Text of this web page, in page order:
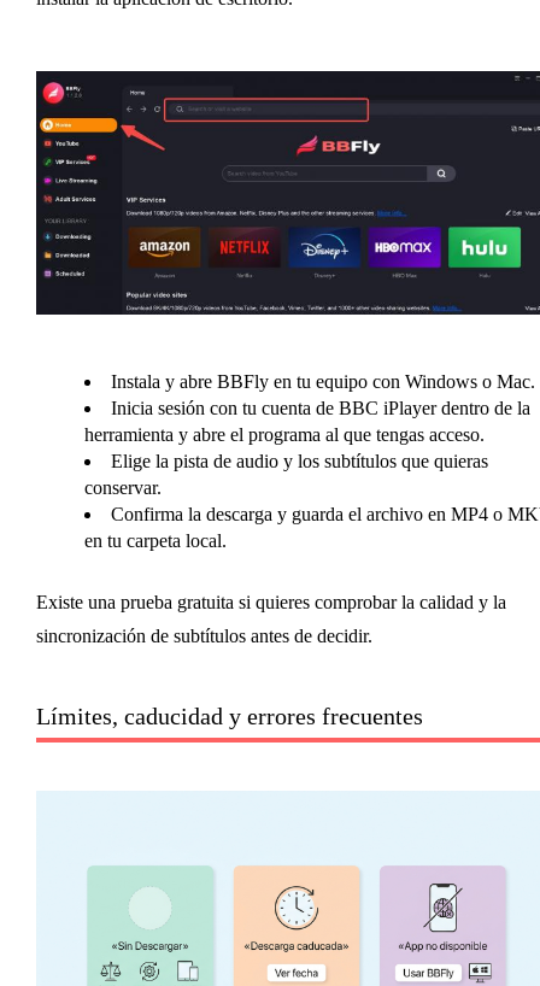
Instala y abre BBFly en tu equipo con Windows o Mac.
Inicia sesión con tu cuenta de BBC iPlayer dentro de la
herramienta y abre el programa al que tengas acceso.
Elige la pista de audio y los subtítulos que quieras
conservar.
Confirma la descarga y guarda el archivo en MP4 o
en tu carpeta local.
Existe una prueba gratuita si quieres comprobar la calidad y la
sincronización de subtítulos antes de decidir.
Límites, caducidad y errores frecuentes